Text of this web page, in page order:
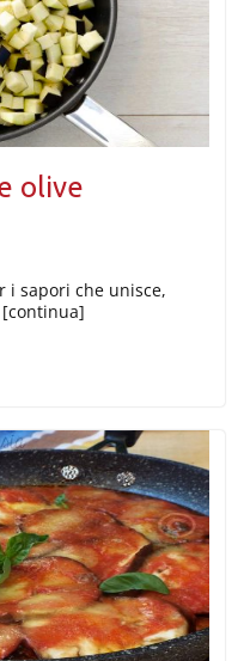
olive
i sapori che unisce,